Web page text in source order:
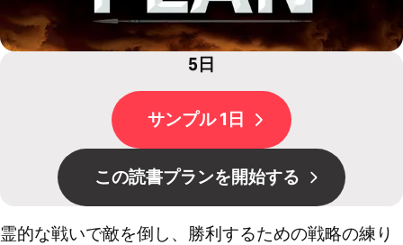
5日
サンプル 1日
この読書プランを開始する
霊的な戦いで敵を倒し、勝利するための戦略の練り